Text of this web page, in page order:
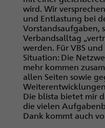
wird. Wir
und Entlastung bei
Vorstandsaufgaben,
Verbandsalltag
werden. Für VBS
Situation: Die
mehr kommen
allen Seiten sowie
Die blista bietet mir
die vielen
Dank kommt auch